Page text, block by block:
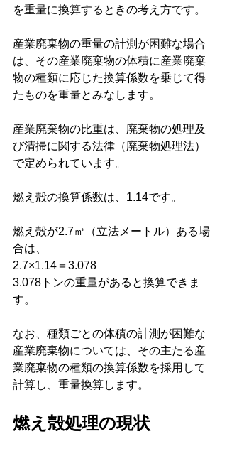
を重量に換算するときの考え方です。
産業廃棄物の重量の計測が困難な場合
は、その産業廃棄物の体積に産業廃棄
物の種類に応じた換算係数を乗じて得
たものを重量とみなします。
産業廃棄物の比重は、廃棄物の処理及
び清掃に関する法律（廃棄物処理法）
で定められています。
燃え殻の換算係数は、1.14です。
燃え殻が2.7㎥（立法メートル）ある場
合は、
2.7×1.14＝3.078
3.078トンの重量があると換算できま
す。
なお、種類ごとの体積の計測が困難な
産業廃棄物については、その主たる産
業廃棄物の種類の換算係数を採用して
計算し、重量換算します。
燃え殻処理の現状